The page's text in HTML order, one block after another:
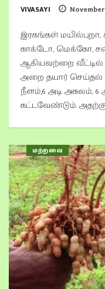
VIVASAYI November
இரகங்கள் மயில்புறா,
காக்டோ, மெக்கோ,
ஆகியவற்றை
அறை தயார் செய்தல்
நீளம்,6 அடி அகலம்,
கட்டவேண்டும்.
மற்றவை